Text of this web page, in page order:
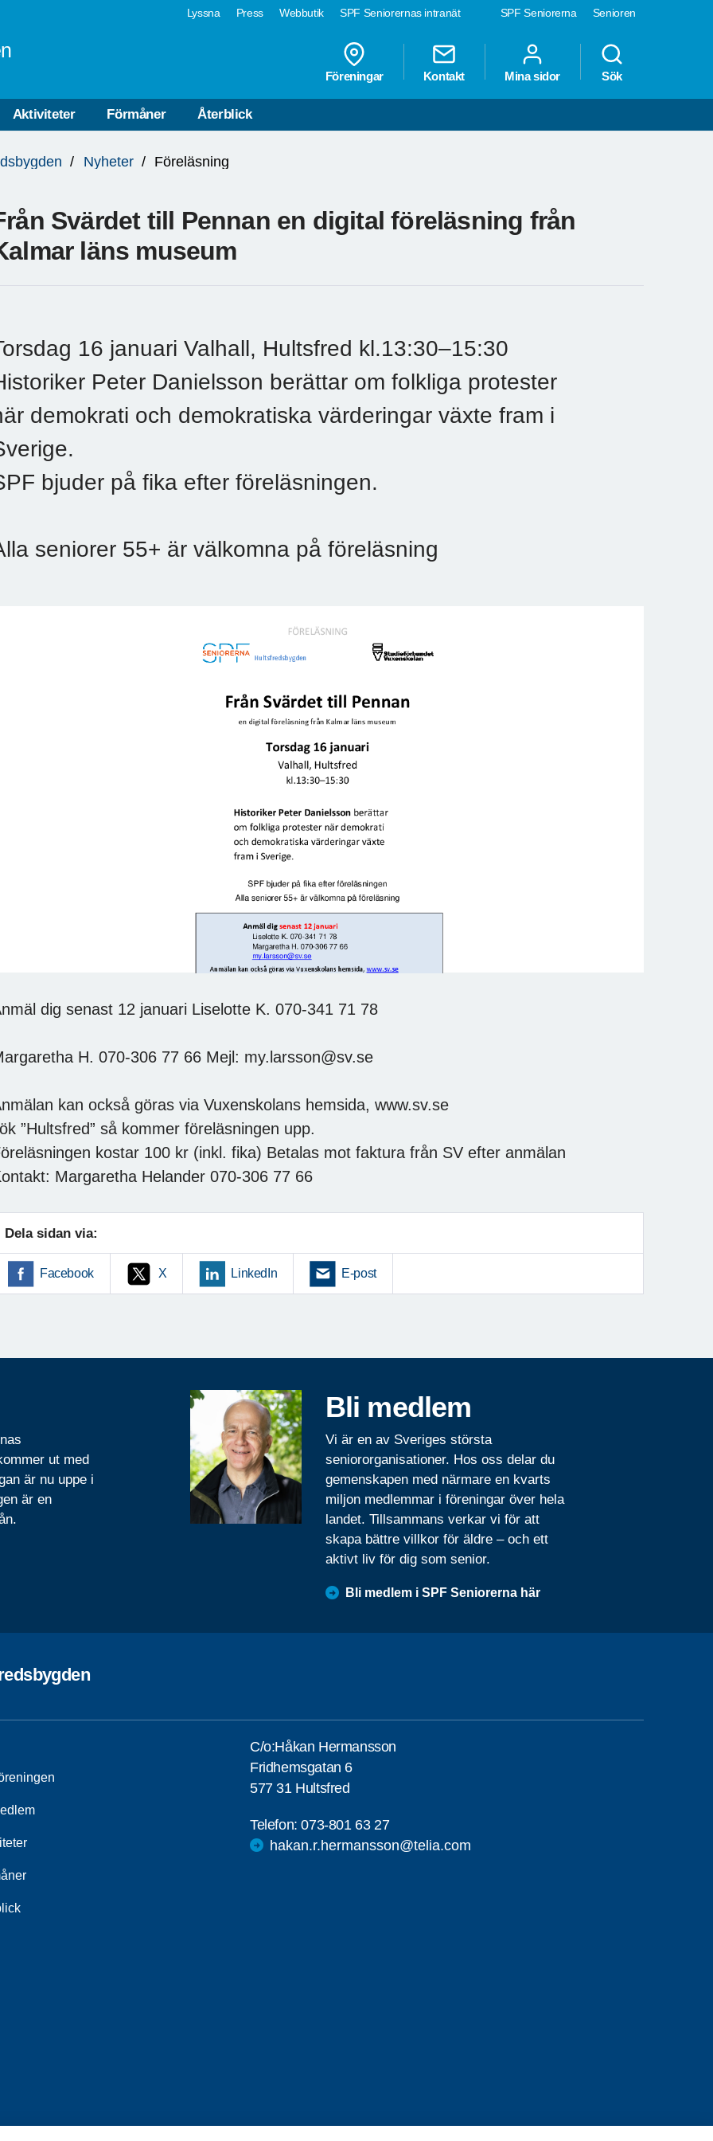
SPF Seniorerna Senioren
Lyssna Press Webbutik SPF Seniorernas intranät
Föreningar Kontakt Mina sidor Sök
Aktiviteter Förmåner Återblick
Nyheter Föreläsning
Svärdet till Pennan en digital föreläsning från
läns museum
16 januari Valhall, Hultsfred kl.13:30–15:30
Peter Danielsson berättar om folkliga protester
demokrati och demokratiska värderingar växte fram i
bjuder på fika efter föreläsningen.
seniorer 55+ är välkomna på föreläsning
dig senast 12 januari Liselotte K. 070-341 71 78
H. 070-306 77 66 Mejl: my.larsson@sv.se
kan också göras via Vuxenskolans hemsida, www.sv.se
”Hultsfred” så kommer föreläsningen upp.
kostar 100 kr (inkl. fika) Betalas mot faktura från SV efter anmälan
Margaretha Helander 070-306 77 66
Dela sidan via:
Facebook X LinkedIn E-post
ut med
är nu uppe i
är en
Bli medlem
Vi är en av Sveriges största
seniororganisationer. Hos oss delar du
gemenskapen med närmare en kvarts
miljon medlemmar i föreningar över hela
landet. Tillsammans verkar vi för att
skapa bättre villkor för äldre – och ett
aktivt liv för dig som senior.
Bli medlem i SPF Seniorerna här
C/o:Håkan Hermansson
Fridhemsgatan 6
577 31 Hultsfred
Telefon:073-801 63 27
hakan.r.hermansson@telia.com